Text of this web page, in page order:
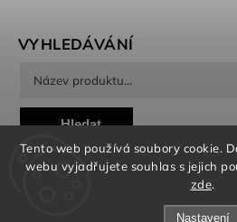
Tento web používá soubory cookie.
webu vyjadřujete souhlas s jejich
zde.
Nastavení
VYHLEDÁVÁNÍ
Hledat